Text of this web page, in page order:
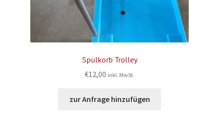
Spülkorb Trolley
€12,00 inkl. MwSt.
zur Anfrage hinzufügen